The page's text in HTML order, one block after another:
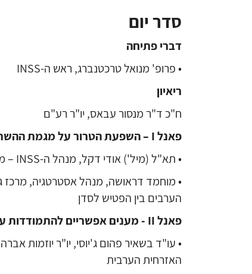
סדר יום
דברי פתיחה
• פרופ' מנואל טרכטנברג, ראש ה-INSS
ריאיון
ח"כ ד"ר מנסור עבאס, יו"ר רע"ם
פאנלI – השפעת הטרור על מגמת
• תא"ל (מיל') אודי דקל, מנהל ה-INSS – מערכת טרור מרובת חזיתות
• מוחמד דראושה, מנהל אסטרטגיה, מרכז
הערבים בין הפטיש לסדן
פאנלII - מענים אפשריים להתמודדות
• עו"ד בשאיר פהום ג'יוסי, יו"ר יוזמות
האזרחית הערבית